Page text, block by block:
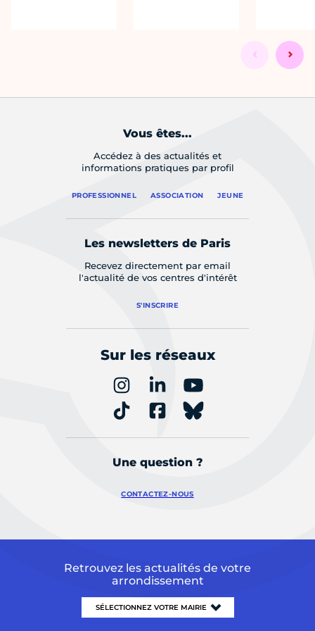
Vous êtes...
Accédez à des actualités et
informations pratiques par profil
PROFESSIONNEL ASSOCIATION JEUNE
Les newsletters de Paris
Recevez directement par email
l'actualité de vos centres d'intérêt
S'INSCRIRE
Sur les réseaux
Une question ?
CONTACTEZ-NOUS
Retrouvez les actualités de votre
arrondissement